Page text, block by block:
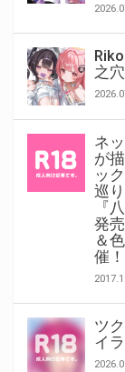
之
ネ
が
ッ
巡
『
発
＆
催！
ツ
イ